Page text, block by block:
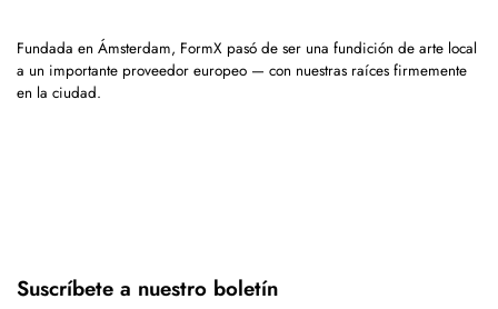
Fundada en Ámsterdam, FormX pasó de ser una fundición de arte local
a un importante proveedor europeo — con nuestras raíces firmemente
en la ciudad.
Suscríbete a nuestro boletín